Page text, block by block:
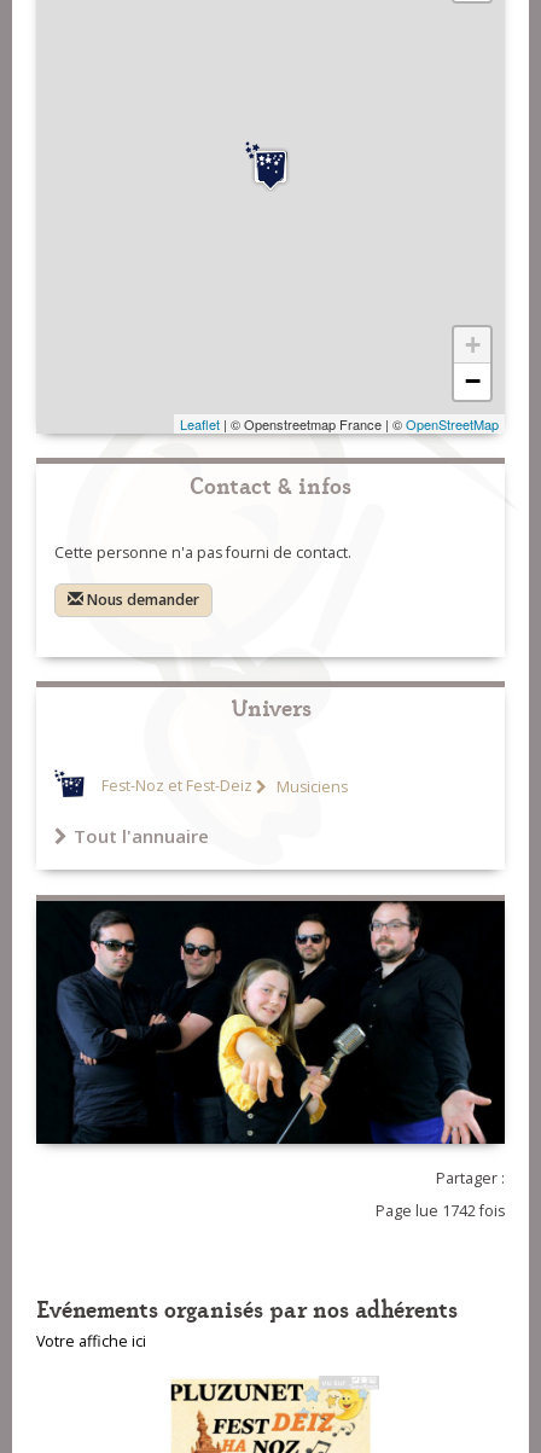
+
−
Leaflet | © Openstreetmap France | ©OpenStreetMap
Contact & infos
Cette personne n'a pas fourni de contact.
Nous demander
Univers
Fest-Noz et Fest-Deiz Musiciens
Tout l'annuaire
Partager :
Page lue 1742 fois
Evénements organisés par nos adhérents
Votre affiche ici